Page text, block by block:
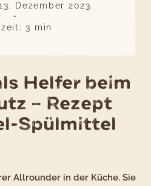
Dezember 2023
•
3 min
Helfer beim
– Rezept
Spülmittel
Allrounder in der Küche. Sie